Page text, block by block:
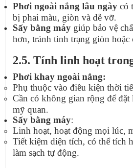
Phơi ngoài nắng lâu ngày có
bị phai màu, giòn và dễ vỡ.
Sấy bằng máy giúp bảo vệ
hơn, tránh tình trạng giòn hoặc
2.5. Tính linh hoạt
Phơi khay ngoài nắng:
Phụ thuộc vào điều kiện thời
Cần có không gian rộng để đặt
mỹ quan.
Sấy bằng máy:
Linh hoạt, hoạt động mọi lúc,
Tiết kiệm diện tích, có thể tích
làm sạch tự động.